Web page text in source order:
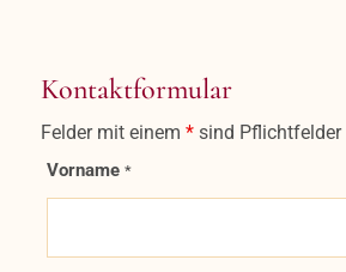
Kontaktformular
Felder mit einem *sind Pflichtfelder
Vorname *